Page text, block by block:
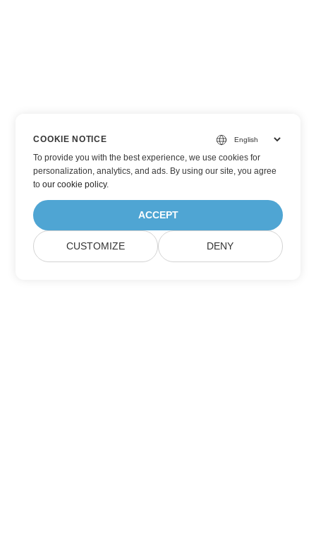
COOKIE NOTICE
To provide you with the best experience, we use cookies for
personalization, analytics, and ads. By using our site, you agree
toour cookie policy.
ACCEPT
CUSTOMIZE DENY